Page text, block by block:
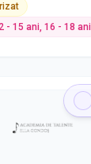
- 15 ani, 16 - 18 ani